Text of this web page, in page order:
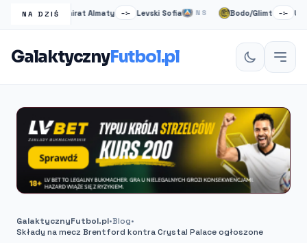
NA DZIŚ
NS Kairat Almaty –:– Levski Sofia NS Bodo/Glimt –:– Union
GalaktycznyFutbol.pl
GalaktycznyFutbol.pl•Blog•
Składy na mecz Brentford kontra Crystal Palace ogłoszone